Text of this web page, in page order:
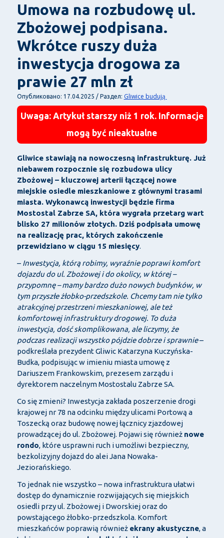
Umowa na rozbudowę ul.
Zbożowej podpisana.
Wkrótce ruszy duża
inwestycja drogowa za
prawie 27 mln zł
Опубликовано: 17.04.2025 / Раздел: Gliwice budują
Uwaga: Artykuł starszy niż 1 rok. Informacje
mogą być nieaktualne
Gliwice stawiają na nowoczesną infrastrukturę. Już
niebawem rozpocznie się rozbudowa ulicy
Zbożowej – kluczowej arterii łączącej nowe
miejskie osiedle mieszkaniowe z głównymi trasami
miasta. Wykonawcą inwestycji będzie firma
Mostostal Zabrze SA, która wygrała przetarg wart
blisko 27 milionów złotych. Dziś podpisała umowę
na realizację prac, których zakończenie
przewidziano w ciągu 15 miesięcy.
– Inwestycja, którą robimy, wyraźnie poprawi komfort
dojazdu do ul. Zbożowej i do okolicy, w której –
przypomnę – mamy bardzo dużo nowych budynków, w
tym przyszłe żłobko-przedszkole. Chcemy tam nie tylko
atrakcyjnej przestrzeni mieszkaniowej, ale też
komfortowej infrastruktury drogowej. To duża
inwestycja, dość skomplikowana, ale liczymy, że
podczas realizacji wszystko pójdzie dobrze i sprawnie–
podkreślała prezydent Gliwic Katarzyna Kuczyńska-
Budka, podpisując w imieniu miasta umowę z
Dariuszem Frankowskim, prezesem zarządu i
dyrektorem naczelnym Mostostalu Zabrze SA.
Co się zmieni? Inwestycja zakłada poszerzenie drogi
krajowej nr 78 na odcinku między ulicami Portową a
Toszecką oraz budowę nowej łącznicy zjazdowej
prowadzącej do ul. Zbożowej. Pojawi się również nowe
rondo, które usprawni ruch i umożliwi bezpieczny,
bezkolizyjny dojazd do alei Jana Nowaka-
Jeziorańskiego.
To jednak nie wszystko – nowa infrastruktura ułatwi
dostęp do dynamicznie rozwijających się miejskich
osiedli przy ul. Zbożowej i Dworskiej oraz do
powstającego żłobko-przedszkola. Komfort
mieszkańców poprawią również ekrany akustyczne, a